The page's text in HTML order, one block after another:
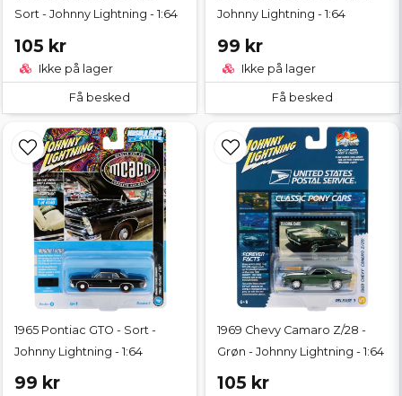
Sort - Johnny Lightning - 1:64
105 kr
Ikke på lager
Få besked
Johnny Lightning - 1:64
99 kr
Ikke på lager
Få besked
1965 Pontiac GTO - Sort -
Johnny Lightning - 1:64
99 kr
1969 Chevy Camaro Z/28 -
Grøn - Johnny Lightning - 1:64
105 kr